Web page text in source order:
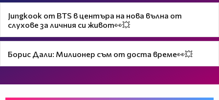
Jungkook от BTS в центъра на нова вълна от
слухове за личния си живот👀💥
Борис Дали: Милионер съм от доста време👀💥